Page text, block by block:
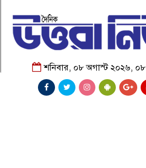
শনিবার, ০৮ অগাস্ট ২০২৬,